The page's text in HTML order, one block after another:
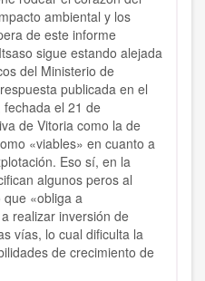
ambiental y los
de este informe
sigue estando alejada
del Ministerio de
publicada en el
el 21 de
de Vitoria como la de
«viables» en cuanto a
Eso sí, en la
algunos peros al
«obliga a
realizar inversión de
vías, lo cual dificulta la
de crecimiento de